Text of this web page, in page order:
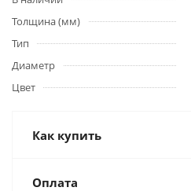
Толщина (мм)
Тип
Диаметр
Цвет
Как купить
Оплата